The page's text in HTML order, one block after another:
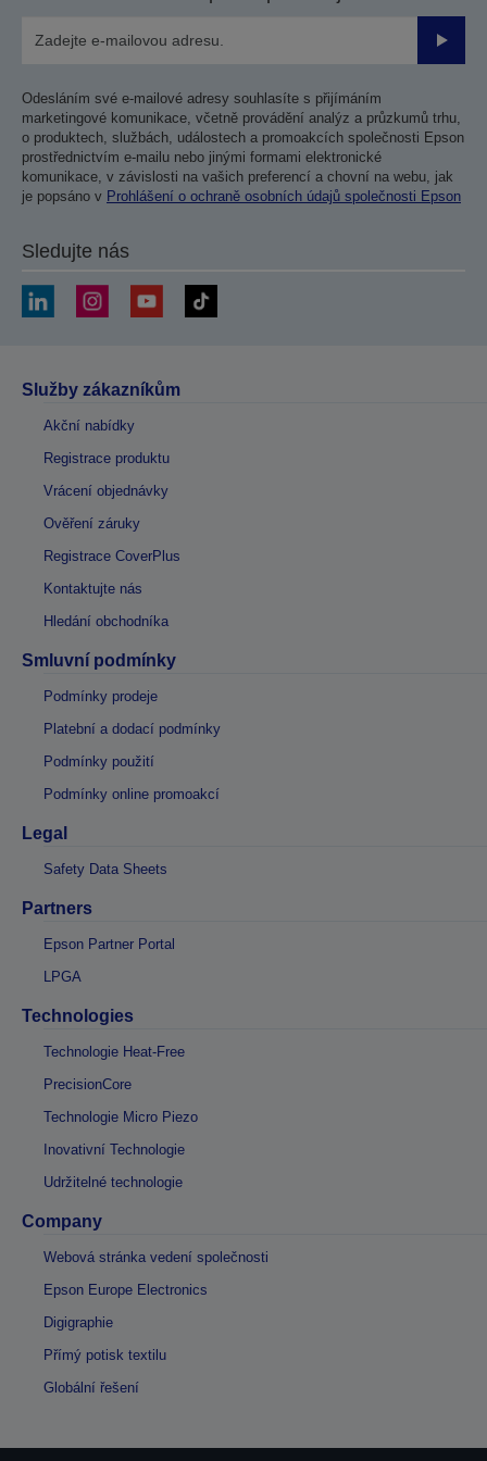
Odesláním své e-mailové adresy souhlasíte s přijímáním
marketingové komunikace, včetně provádění analýz a průzkumů trhu,
o produktech, službách, událostech a promoakcích společnosti Epson
prostřednictvím e-mailu nebo jinými formami elektronické
komunikace, v závislosti na vašich preferencí a chovní na webu, jak
je popsáno v Prohlášení o ochraně osobních údajů společnosti Epson
Sledujte nás
Služby zákazníkům
Akční nabídky
Registrace produktu
Vrácení objednávky
Ověření záruky
Registrace CoverPlus
Kontaktujte nás
Hledání obchodníka
Smluvní podmínky
Podmínky prodeje
Platební a dodací podmínky
Podmínky použití
Podmínky online promoakcí
Legal
Safety Data Sheets
Partners
Epson Partner Portal
LPGA
Technologies
Technologie Heat-Free
PrecisionCore
Technologie Micro Piezo
Inovativní Technologie
Udržitelné technologie
Company
Webová stránka vedení společnosti
Epson Europe Electronics
Digigraphie
Přímý potisk textilu
Globální řešení